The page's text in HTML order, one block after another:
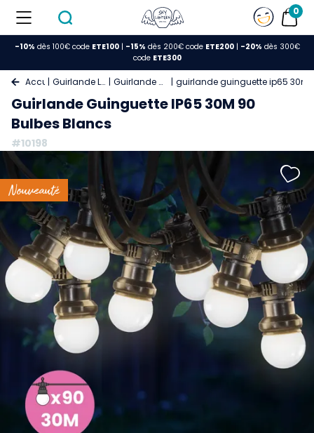
0
-10% dès 100€ code ETE100| -15% dès 200€ code ETE200| -20% dès 300€
code ETE300
Accueil Guirlande Lumineuse Guirlande Guinguette guirlande guinguette ip65 30m
Guirlande Guinguette IP65 30M 90
Bulbes Blancs
#10198
Nouveauté